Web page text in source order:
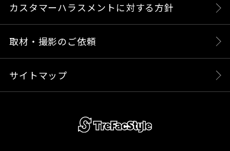
カスタマーハラスメントに対する方針
取材・撮影のご依頼
サイトマップ